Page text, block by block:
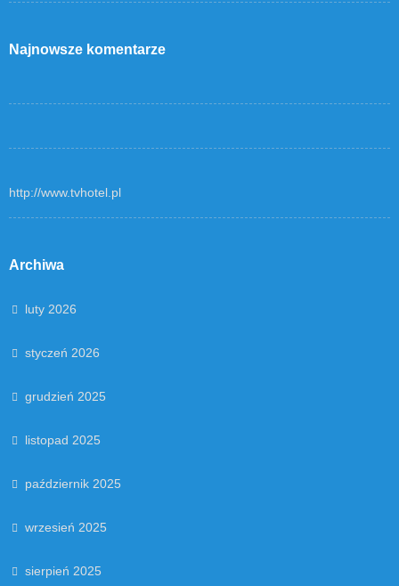
Najnowsze komentarze
http://www.tvhotel.pl
Archiwa
luty 2026
styczeń 2026
grudzień 2025
listopad 2025
październik 2025
wrzesień 2025
sierpień 2025